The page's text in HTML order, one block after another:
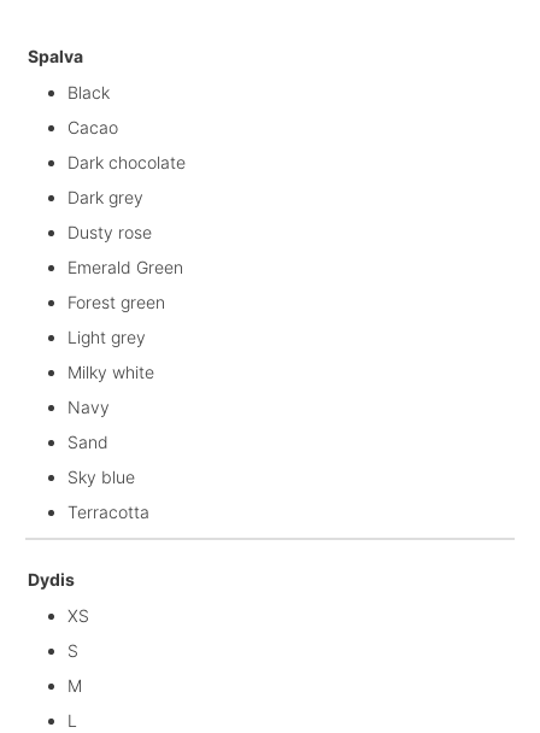
Spalva
Black
Cacao
Dark chocolate
Dark grey
Dusty rose
Emerald Green
Forest green
Light grey
Milky white
Navy
Sand
Sky blue
Terracotta
Dydis
XS
S
M
L